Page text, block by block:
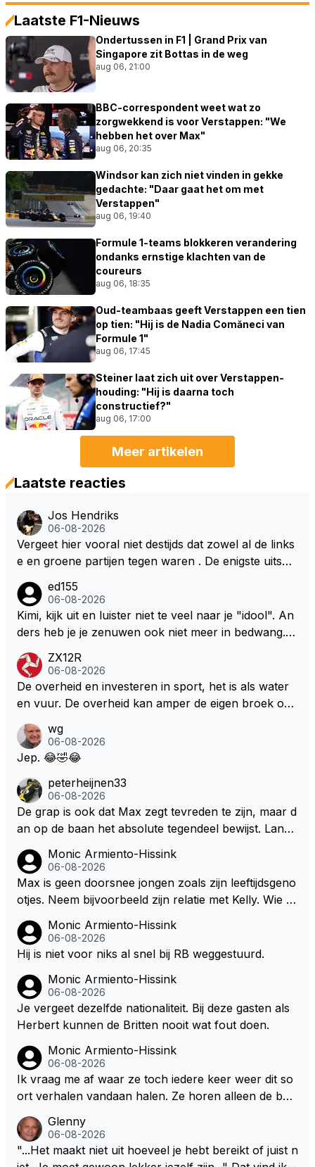
Laatste F1-Nieuws
Ondertussen in F1 | Grand Prix van
Singapore zit Bottas in de weg
aug 06, 21:00
BBC-correspondent weet wat zo
zorgwekkend is voor Verstappen: "We
hebben het over Max"
aug 06, 20:35
Windsor kan zich niet vinden in gekke
gedachte: "Daar gaat het om met
Verstappen"
aug 06, 19:40
Formule 1-teams blokkeren verandering
ondanks ernstige klachten van de
coureurs
aug 06, 18:35
Oud-teambaas geeft Verstappen een tien
op tien: "Hij is de Nadia Comăneci van
Formule 1"
aug 06, 17:45
Steiner laat zich uit over Verstappen-
houding: "Hij is daarna toch
constructief?"
aug 06, 17:00
Meer artikelen
Laatste reacties
Jos Hendriks
06-08-2026
Vergeet hier vooral niet destijds dat zowel al de links
e en groene partijen tegen waren . De enigste uitspr
over dan kunnen ze hun eigen uitlaat gassen inade
men maar niet wetende was dat de F1 motor schone
r is dan een normale auto. Dus denk echt niet dat de
ters zullen steunen laat staan om een euro in het cir
cuit Zandvoort te steken
ed155
06-08-2026
Kimi, kijk uit en luister niet te veel naar je "idool". An
ders heb je je zenuwen ook niet meer in bedwang. Zi
Marquez/Jos ? Veel gezelliger
ZX12R
06-08-2026
De overheid en investeren in sport, het is als water
en vuur. De overheid kan amper de eigen broek oph
s. Je kunt de Staat het best vergelijken met de sherif
f van Nottinghem (Robin Hood) welk achter de bom
m/haar van zijn laatste zuurverdiende stuiver te ber
oven. De Staat heeft nooit ooit maar een stuiver in Z
andvoort willen investeren en dat zal ook nooit gebe
uren. Afdragen van BTW gelden en vergunningen bi
j dergelijke sportievefestiviteiten MOET je dan weer
wel afstaan, de parasiet.
wg
06-08-2026
Jep. 😂🤣😂
peterheijnen33
06-08-2026
De grap is ook dat Max zegt tevreden te zijn, maar d
an op de baan het absolute tegendeel bewijst. Lando
dan eigenlijk niet echt zien. ;)
Monic Armiento-Hissink
06-08-2026
Max is geen doorsnee jongen zoals zijn leeftijdsgeno
otjes. Neem bijvoorbeeld zijn relatie met Kelly. Wie g
artjes ouder is en al een kleine heeft van een voorm
alig RB-lid op de leeftijd van 23 jaar? Hij doet dingen
oon. Ieder jaar is er in Hongarije een uitje voor zijn t
eam. Op 28-jarige leeftijd is hij al eigenaar van een su
ccesvol raceteam. Hij is niet alleen speciaal in de aut
Monic Armiento-Hissink
06-08-2026
Hij is niet voor niks al snel bij RB weggestuurd.
Monic Armiento-Hissink
06-08-2026
Je vergeet dezelfde nationaliteit. Bij deze gasten als
Herbert kunnen de Britten nooit wat fout doen.
Monic Armiento-Hissink
06-08-2026
Ik vraag me af waar ze toch iedere keer weer dit so
ort verhalen vandaan halen. Ze horen alleen de boa
gedaan worden als ie nog vol adrenaline zit, maar ni
emand weet wat er zich afspeelt achter gesloten de
uren. Bovendien werken er 2000 man bij RB en niet
Glenny
06-08-2026
"...Het maakt niet uit hoeveel je hebt bereikt of juist n